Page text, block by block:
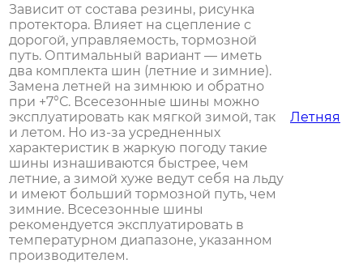
Зависит от состава резины, рисунка
протектора. Влияет на сцепление с
дорогой, управляемость, тормозной
путь. Оптимальный вариант — иметь
два комплекта шин (летние и зимние).
Замена летней на зимнюю и обратно
при +7°С. Всесезонные шины можно
эксплуатировать как мягкой зимой, так
и летом. Но из-за усредненных
характеристик в жаркую погоду такие
шины изнашиваются быстрее, чем
летние, а зимой хуже ведут себя на льду
и имеют больший тормозной путь, чем
зимние. Всесезонные шины
рекомендуется эксплуатировать в
температурном диапазоне, указанном
производителем.
Летняя